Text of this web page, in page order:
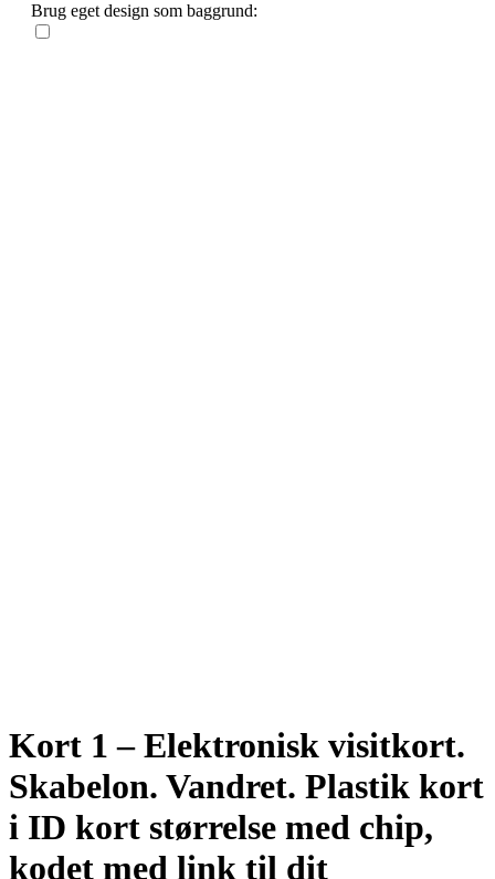
Brug eget design som baggrund:
Kort 1 – Elektronisk visitkort.
Skabelon. Vandret. Plastik kort
i ID kort størrelse med chip,
kodet med link til dit